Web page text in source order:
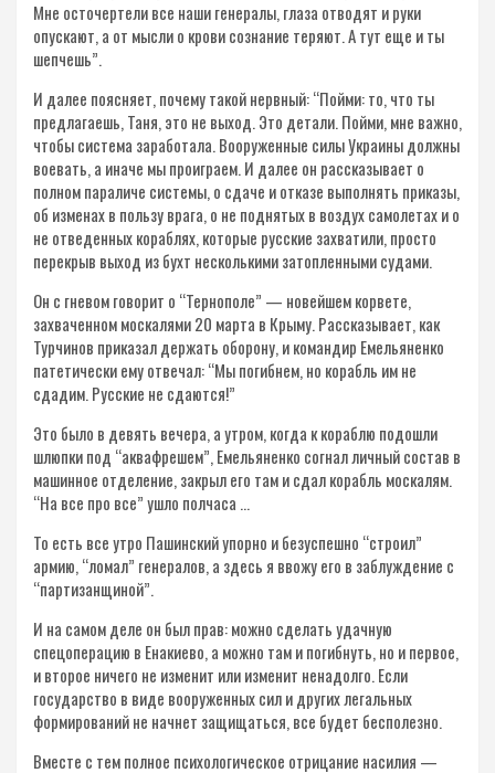
Мне осточертели все наши генералы, глаза отводят и руки
опускают, а от мысли о крови сознание теряют. А тут еще и ты
шепчешь”.
И далее поясняет, почему такой нервный: “Пойми: то, что ты
предлагаешь, Таня, это не выход. Это детали. Пойми, мне важно,
чтобы система заработала. Вооруженные силы Украины должны
воевать, а иначе мы проиграем. И далее он рассказывает о
полном параличе системы, о сдаче и отказе выполнять приказы,
об изменах в пользу врага, о не поднятых в воздух самолетах и о
не отведенных кораблях, которые русские захватили, просто
перекрыв выход из бухт несколькими затопленными судами.
Он с гневом говорит о “Тернополе” — новейшем корвете,
захваченном москалями 20 марта в Крыму. Рассказывает, как
Турчинов приказал держать оборону, и командир Емельяненко
патетически ему отвечал: “Мы погибнем, но корабль им не
сдадим. Русские не сдаются!”
Это было в девять вечера, а утром, когда к кораблю подошли
шлюпки под “аквафрешем”, Емельяненко согнал личный состав в
машинное отделение, закрыл его там и сдал корабль москалям.
“На все про все” ушло полчаса …
То есть все утро Пашинский упорно и безуспешно “строил”
армию, “ломал” генералов, а здесь я ввожу его в заблуждение с
“партизанщиной”.
И на самом деле он был прав: можно сделать удачную
спецоперацию в Енакиево, а можно там и погибнуть, но и первое,
и второе ничего не изменит или изменит ненадолго. Если
государство в виде вооруженных сил и других легальных
формирований не начнет защищаться, все будет бесполезно.
Вместе с тем полное психологическое отрицание насилия —